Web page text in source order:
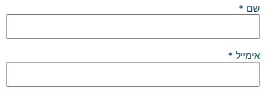
שם *
אימייל *